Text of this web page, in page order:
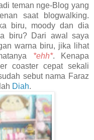
teman nge-Blog yang
saat blogwalking.
biru, moody dan dia
biru? Dari awal saya
warna biru, jika lihat
*ehh*. Kenapa
coaster cepat sekali
sebut nama Faraz
Diah.